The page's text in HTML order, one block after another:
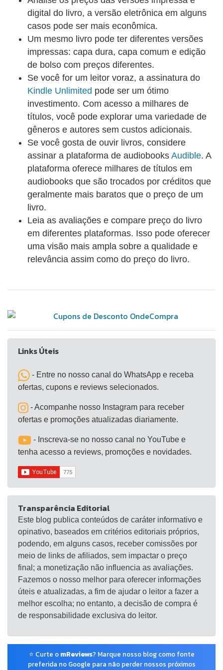
diferentes, este livro é útil para todas as áreas da
vida prática, desde as relações familiares e íntimas
até as profissionais.
digital do livro, a versão eletrônica em alguns
casos pode ser mais econômica.
Um mesmo livro pode ter diferentes versões
impressas: capa dura, capa comum e edição
de bolso com preços diferentes.
Se você for um leitor voraz, a assinatura do
Kindle Unlimited pode ser um ótimo
investimento. Com acesso a milhares de
títulos, você pode explorar uma variedade de
gêneros e autores sem custos adicionais.
Se você gosta de ouvir livros, considere
assinar a plataforma de audiobooks Audible. A
plataforma oferece milhares de títulos em
audiobooks que são trocados por créditos que
geralmente mais baratos que o preço de um
livro.
Leia as avaliações e compare preço do livro
em diferentes plataformas. Isso pode oferecer
uma visão mais ampla sobre a qualidade e
relevância assim como do preço do livro.
Links Úteis
- Entre no nosso canal do WhatsApp e receba
ofertas, cupons e reviews selecionados.
- Acompanhe nosso Instagram para receber
ofertas e promoções atualizadas diariamente.
- Inscreva-se no nosso canal no YouTube e
tenha acesso a reviews, promoções e novidades.
Transparência Editorial
Este blog publica conteúdos de caráter informativo e
opinativo, baseados em critérios editoriais próprios,
podendo, em alguns casos, receber comissões por
meio de links de afiliados, sem impactar o preço
final; a monetização não influencia as avaliações.
Fazemos o nosso melhor para oferecer informações
úteis e atualizadas, a fim de ajudar o leitor a fazer a
melhor escolha; no entanto, a decisão de compra é
de responsabilidade exclusiva do leitor.
⭐ Curte o mReviews? Marque nosso blog como fonte
preferida no Google para não perder nossos próximos